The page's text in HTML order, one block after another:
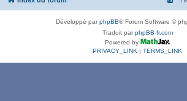
Développé parphpBB® Forum Software ©
Traduit parphpBB-fr.com
Powered by
PRIVACY_LINK | TERMS_LINK